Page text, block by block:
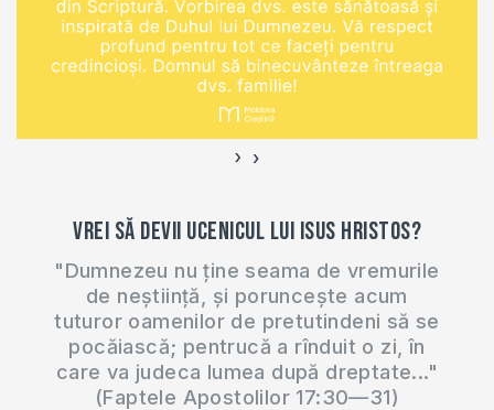
‹ ›
Vrei să devii ucenicul lui Isus Hristos?
"Dumnezeu nu ține seama de vremurile
de neștiință, și poruncește acum
tuturor oamenilor de pretutindeni să se
pocăiască; pentrucă a rînduit o zi, în
care va judeca lumea după dreptate..."
(Faptele Apostolilor 17:30—31)